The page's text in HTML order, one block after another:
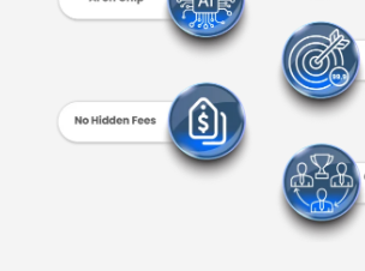
当社は、業界をリードする来訪者